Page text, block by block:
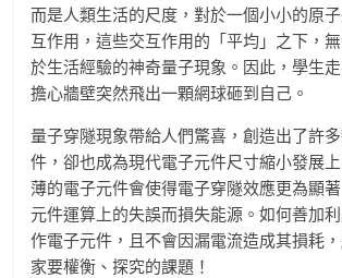
而是人類生活的尺度，對於一個小小的原
互作用，這些交互作用的「平均」之下，
於生活經驗的神奇量子現象。因此，學生
擔心牆壁突然飛出一顆網球砸到自己。
量子穿隧現象帶給人們驚喜，創造出了許
件，卻也成為現代電子元件尺寸縮小發展
薄的電子元件會使得電子穿隧效應更為顯
元件運算上的失誤而損失能源。如何善加
作電子元件，且不會因漏電流造成其損耗
家要權衡、探究的課題！